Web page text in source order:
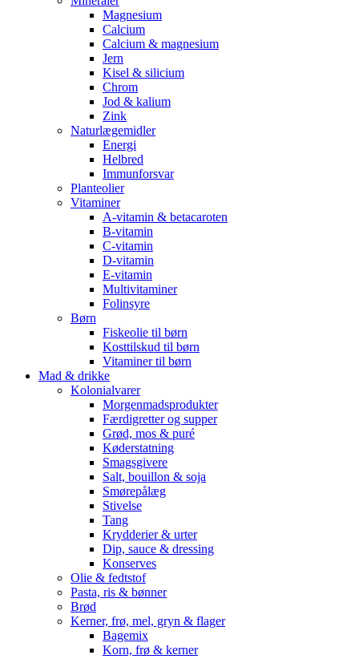
Magnesium
Calcium
Calcium & magnesium
Jern
Kisel & silicium
Chrom
Jod & kalium
Zink
Naturlægemidler
Energi
Helbred
Immunforsvar
Planteolier
Vitaminer
A-vitamin & betacaroten
B-vitamin
C-vitamin
D-vitamin
E-vitamin
Multivitaminer
Folinsyre
Børn
Fiskeolie til børn
Kosttilskud til børn
Vitaminer til børn
Mad & drikke
Kolonialvarer
Morgenmadsprodukter
Færdigretter og supper
Grød, mos & puré
Køderstatning
Smagsgivere
Salt, bouillon & soja
Smørepålæg
Stivelse
Tang
Krydderier & urter
Dip, sauce & dressing
Konserves
Olie & fedtstof
Pasta, ris & bønner
Brød
Kerner, frø, mel, gryn & flager
Bagemix
Korn, frø & kerner